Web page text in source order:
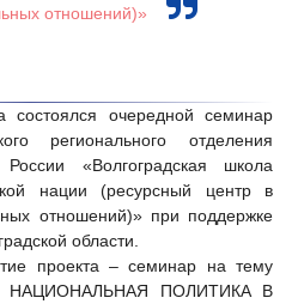
отношений)»
очередной семинар
регионального отделения
«Волгоградская школа
нации (ресурсный центр в
отношений)» при поддержке
области.
проекта – семинар на тему
НАЦИОНАЛЬНАЯ ПОЛИТИКА В